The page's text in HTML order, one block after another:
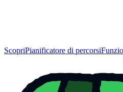
ScopriPianificatore di percorsi